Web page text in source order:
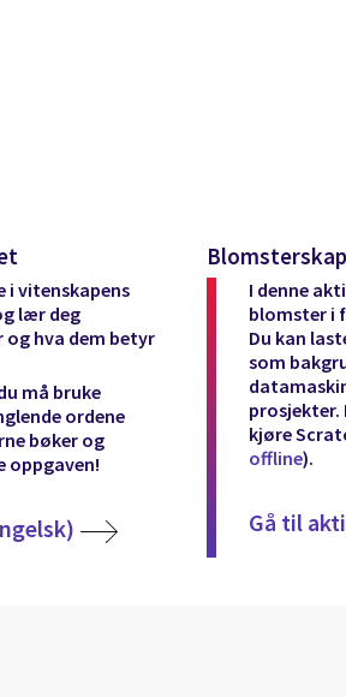
i vitenskapens
lær deg
og hva dem betyr
må bruke
ordene
bøker og
oppgaven!
I denne
blomster i
Du kan
som
prosjekter.
kjøre
offline).
Gå til